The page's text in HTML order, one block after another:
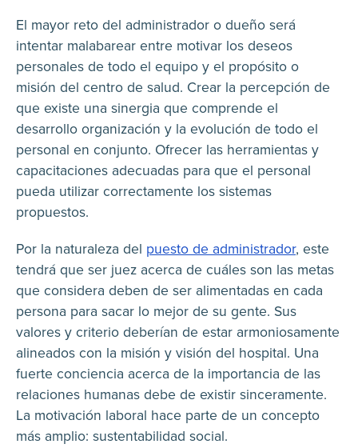
El mayor reto del administrador o dueño será
intentar malabarear entre motivar los deseos
personales de todo el equipo y el propósito o
misión del centro de salud. Crear la percepción de
que existe una sinergia que comprende el
desarrollo organización y la evolución de todo el
personal en conjunto. Ofrecer las herramientas y
capacitaciones adecuadas para que el personal
pueda utilizar correctamente los sistemas
propuestos.
Por la naturaleza del puesto de administrador, este
tendrá que ser juez acerca de cuáles son las metas
que considera deben de ser alimentadas en cada
persona para sacar lo mejor de su gente. Sus
valores y criterio deberían de estar armoniosamente
alineados con la misión y visión del hospital. Una
fuerte conciencia acerca de la importancia de las
relaciones humanas debe de existir sinceramente.
La motivación laboral hace parte de un concepto
más amplio: sustentabilidad social.